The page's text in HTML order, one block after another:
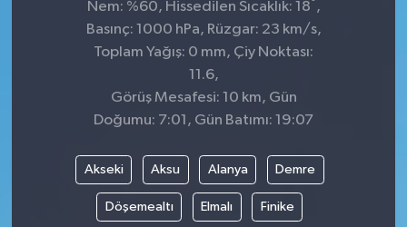
Nem: %60, Hissedilen Sıcaklık: 18 ,
Basınç: 1000 hPa, Rüzgar: 23 km/s,
Toplam Yağış: 0 mm, Çiy Noktası:
11.6,
Görüş Mesafesi: 10 km, Gün
Doğumu: 7:01, Gün Batımı: 19:07
Akseki Aksu Alanya Demre
Döşemealtı Elmalı Finike